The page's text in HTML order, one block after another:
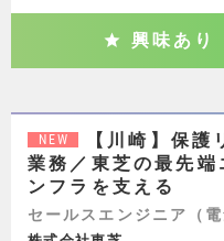
興味あり
NEW
【川崎】保護
業務／東芝の最先端
ンフラを支える
セールスエンジニア（電